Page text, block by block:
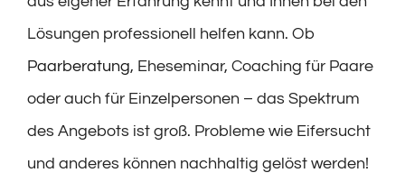
Lösungen professionell helfen kann. Ob
Paarberatung, Eheseminar, Coaching für Paare
oder auch für Einzelpersonen – das Spektrum
des Angebots ist groß. Probleme wie Eifersucht
und anderes können nachhaltig gelöst werden!